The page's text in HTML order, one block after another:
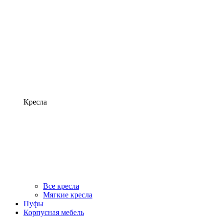
Кресла
Все кресла
Мягкие кресла
Пуфы
Корпусная мебель